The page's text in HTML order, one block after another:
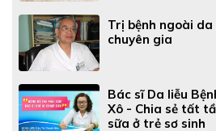
Trị bệnh ngoài
chuyên gia
Bác sĩ Da liễu
Xô - Chia sẻ tất
sữa ở trẻ sơ sinh